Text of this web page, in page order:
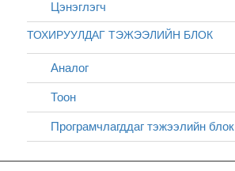
Цэнэглэгч
ТОХИРУУЛДАГ ТЭЖЭЭЛИЙН БЛОК
Аналог
Тоон
Програмчлагддаг тэжээлийн блок